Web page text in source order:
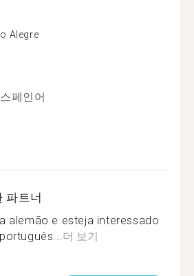
Alegre
스페인어
파트너
alemão e esteja interessado
더 보기